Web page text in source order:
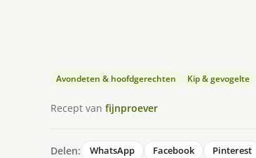
Avondeten & hoofdgerechten Kip & gevogelte
Recept van fijnproever
Delen: WhatsApp Facebook Pinterest